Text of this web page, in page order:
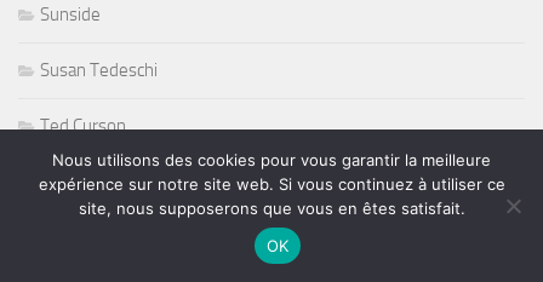
Sunside
Susan Tedeschi
Ted Curson
télevision
Nous utilisons des cookies pour vous garantir la meilleure
expérience sur notre site web. Si vous continuez à utiliser ce
site, nous supposerons que vous en êtes satisfait.
OK